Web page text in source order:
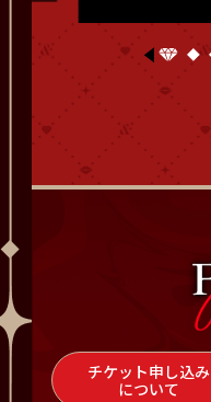
チケット申し込み
について